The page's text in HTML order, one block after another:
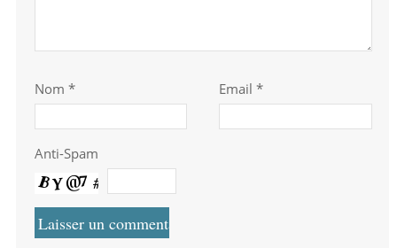
Nom * Email *
Anti-Spam